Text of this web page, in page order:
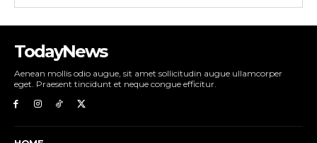
TodayNews
Aenean mollis odio augue, sit amet sollicitudin augue ullamcorper
eget. Praesent tincidunt et neque congue efficitur.